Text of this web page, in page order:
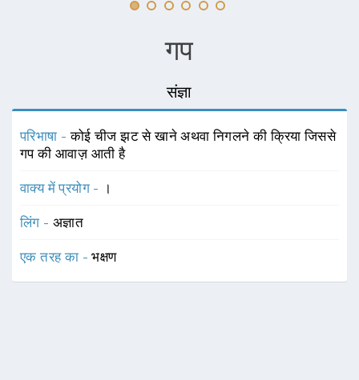
गप
संज्ञा
परिभाषा -कोई चीज झट से खाने अथवा निगलने की क्रिया जिससे
गप की आवाज़ आती है
वाक्य में प्रयोग - ।
लिंग - अज्ञात
एक तरह का -भक्षण